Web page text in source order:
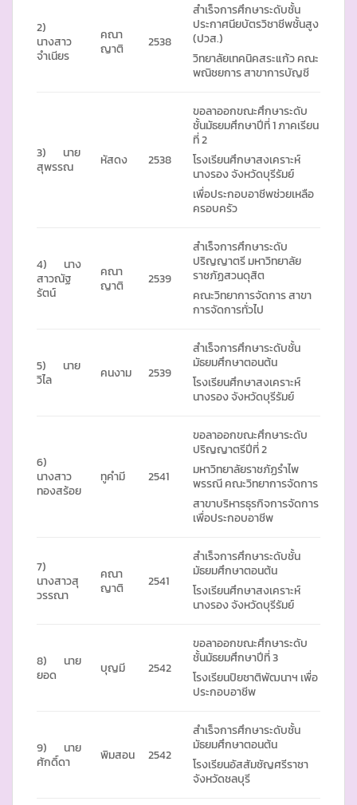
2)
นางสาว
จำเนียร
คณา
ญาติ
2538
สำเร็จการศึกษาระดับชั้น
ประกาศนียบัตรวิชาชีพชั้นสูง
(ปวส.)
วิทยาลัยเทคนิคสระแก้ว คณะ
พณิชยการ สาขาการบัญชี
3) นาย
สุพรรณ
หัสดง 2538
ขอลาออกขณะศึกษาระดับ
ชั้นมัธยมศึกษาปีที่ 1 ภาคเรียน
ที่ 2
โรงเรียนศึกษาสงเคราะห์
นางรอง จังหวัดบุรีรัมย์
เพื่อประกอบอาชีพช่วยเหลือ
ครอบครัว
4) นาง
สาวณัฐ
รัตน์
คณา
ญาติ
2539
สำเร็จการศึกษาระดับ
ปริญญาตรี มหาวิทยาลัย
ราชภัฏสวนดุสิต
คณะวิทยาการจัดการ สาขา
การจัดการทั่วไป
5) นาย
วิไล
คนงาม 2539
สำเร็จการศึกษาระดับชั้น
มัธยมศึกษาตอนต้น
โรงเรียนศึกษาสงเคราะห์
นางรอง จังหวัดบุรีรัมย์
6)
นางสาว
ทองสร้อย
ทูคำมี 2541
ขอลาออกขณะศึกษาระดับ
ปริญญาตรีปีที่ 2
มหาวิทยาลัยราชภัฏรำไพ
พรรณี คณะวิทยาการจัดการ
สาขาบริหารธุรกิจการจัดการ
เพื่อประกอบอาชีพ
7)
นางสาวสุ
วรรณา
คณา
ญาติ
2541
สำเร็จการศึกษาระดับชั้น
มัธยมศึกษาตอนต้น
โรงเรียนศึกษาสงเคราะห์
นางรอง จังหวัดบุรีรัมย์
8) นาย
ยอด
บุญมี 2542
ขอลาออกขณะศึกษาระดับ
ชั้นมัธยมศึกษาปีที่ 3
โรงเรียนปิยชาติพัฒนาฯ เพื่อ
ประกอบอาชีพ
9) นาย
ศักดิ์ดา
พิมสอน 2542
สำเร็จการศึกษาระดับชั้น
มัธยมศึกษาตอนต้น
โรงเรียนอัสสัมชัญศรีราชา
จังหวัดชลบุรี